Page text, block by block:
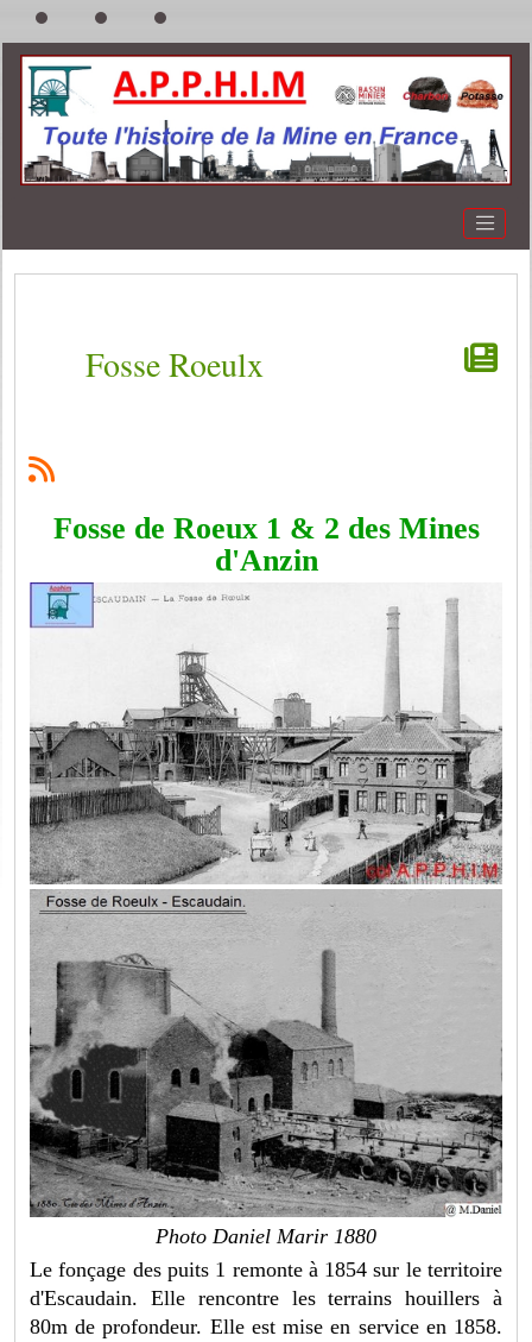
Fosse Roeulx
Fosse de Roeux 1 & 2 des Mines
d'Anzin
Photo Daniel Marir 1880
Le fonçage des puits 1 remonte à 1854 sur le territoire
d'Escaudain. Elle rencontre les terrains houillers à
80m de profondeur. Elle est mise en service en 1858.